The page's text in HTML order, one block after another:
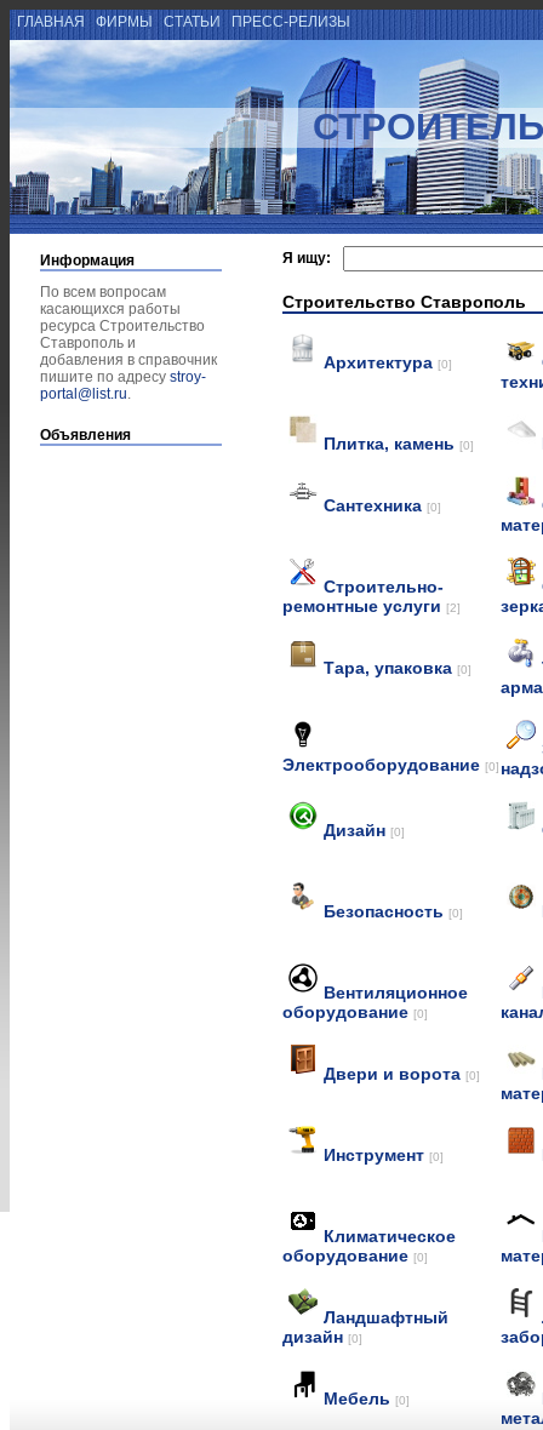
ГЛАВНАЯ ФИРМЫ СТАТЬИ ПРЕСС-РЕЛИЗЫ
Информация
По всем вопросам
касающихся работы
ресурса Строительство
Ставрополь и
добавления в справочник
пишите по адресу stroy-
portal@list.ru.
Объявления
Я ищу:
Строительство Ставрополь
Архитектура [0]
Плитка, камень [0]
Сантехника [0]
Строительно-
ремонтные услуги [2]
Тара, упаковка [0]
Электрооборудование [0]
Дизайн [0]
Безопасность [0]
Вентиляционное
оборудование [0]
Двери и ворота [0]
Инструмент [0]
Климатическое
оборудование [0]
Ландшафтный
дизайн [0]
Мебель [0]